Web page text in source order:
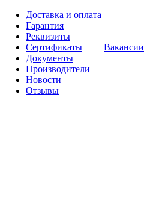
Доставка и оплата
Гарантия
Реквизиты
Сертификаты
Документы
Производители
Новости
Отзывы
Вакансии